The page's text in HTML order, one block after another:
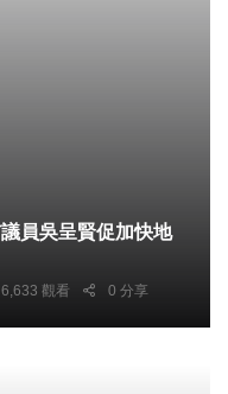
6,633 觀看 0 分享